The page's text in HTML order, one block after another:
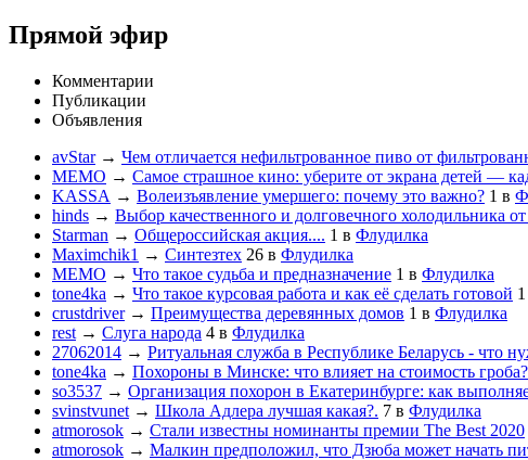
Прямой эфир
Комментарии
Публикации
Объявления
avStar→ Чем отличается нефильтрованное пиво от
MEMO → Самое страшное кино: уберите от экрана детей —
KASSA → Волеизъявление умершего: почему это важно? 1 в
hinds → Выбор качественного и долговечного холодильника
Starman → Общероссийская акция.... 1 в Флудилка
Maximchik1 → Синтезтех 26 в Флудилка
MEMO → Что такое судьба и предназначение 1 в Флудилка
tone4ka → Что такое курсовая работа и как её сделать готовой 1
crustdriver→ Преимущества деревянных домов 1 в Флудилка
rest → Слуга народа 4 в Флудилка
27062014 → Ритуальная служба в Республике Беларусь - что
tone4ka → Похороны в Минске: что влияет на стоимость гроба?
so3537 → Организация похорон в Екатеринбурге: как
svinstvunet → Школа Адлера лучшая какая?. 7 в Флудилка
atmorosok → Стали известны номинанты премии The Best 2020
atmorosok → Малкин предположил, что Дзюба может начать